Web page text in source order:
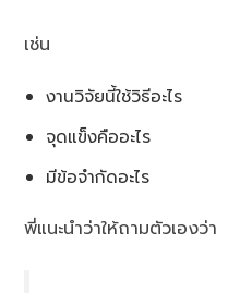
เช่น
งานวิจัยนี้ใช้วิธีอะไร
จุดแข็งคืออะไร
มีข้อจำกัดอะไร
พี่แนะนำว่าให้ถามตัวเองว่า